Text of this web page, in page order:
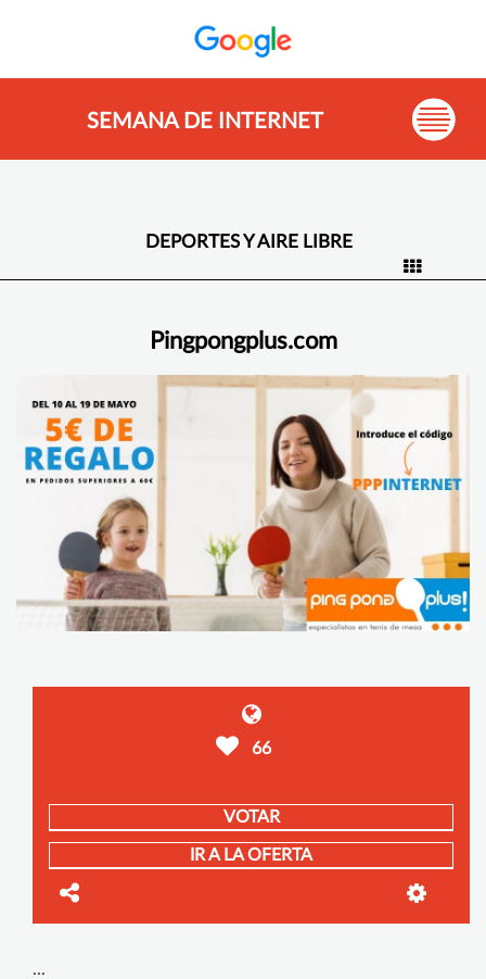
SEMANA DE INTERNET
DEPORTES Y AIRE LIBRE
Pingpongplus.com
66
VOTAR
IR A LA OFERTA
...